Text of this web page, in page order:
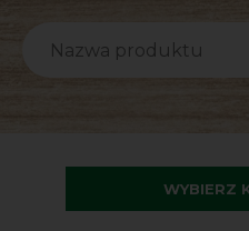
WYBIERZ